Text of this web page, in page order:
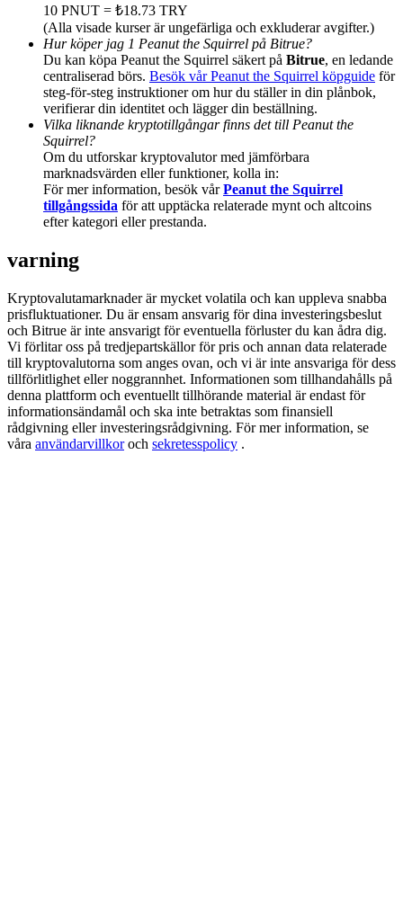
Exclusive for BitMart Users
Register & Trade to Win 500,000 USDT
Precious Metals Trading Carnival
Trade Gold & Silver · 33,333 USDT Bonus
USDT New User Exclusive 10% APR
USDT Flexible Staking | Daily Rewards
New Listing Futures Fest
Trade New Futures, Win 200,000 USDT
10 PNUT = ₺18.73 TRY
(Alla visade kurser är ungefärliga och exkluderar avgifter.)
Hur köper jag 1 Peanut the Squirrel på Bitrue?
Du kan köpa Peanut the Squirrel säkert på Bitrue, en ledande
centraliserad börs. Besök vår Peanut the Squirrel köpguide för
steg-för-steg instruktioner om hur du ställer in din plånbok,
verifierar din identitet och lägger din beställning.
Vilka liknande kryptotillgångar finns det till Peanut the
Squirrel?
Om du utforskar kryptovalutor med jämförbara
marknadsvärden eller funktioner, kolla in:
För mer information, besök vårPeanut the Squirrel
tillgångssida för att upptäcka relaterade mynt och altcoins
efter kategori eller prestanda.
varning
Kryptovalutamarknader är mycket volatila och kan uppleva snabba
prisfluktuationer. Du är ensam ansvarig för dina investeringsbeslut
och Bitrue är inte ansvarigt för eventuella förluster du kan ådra dig.
Vi förlitar oss på tredjepartskällor för pris och annan data relaterade
till kryptovalutorna som anges ovan, och vi är inte ansvariga för dess
tillförlitlighet eller noggrannhet. Informationen som tillhandahålls på
denna plattform och eventuellt tillhörande material är endast för
informationsändamål och ska inte betraktas som finansiell
rådgivning eller investeringsrådgivning. För mer information, se
våra användarvillkoroch sekretesspolicy .